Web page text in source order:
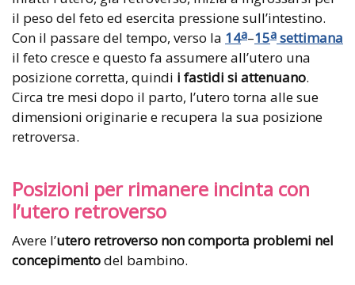
il peso del feto ed esercita pressione sull’intestino.
Con il passare del tempo, verso la 14a–15a settimana
il feto cresce e questo fa assumere all’utero una
posizione corretta, quindi i fastidi si attenuano.
Circa tre mesi dopo il parto, l’utero torna alle sue
dimensioni originarie e recupera la sua posizione
retroversa.
Posizioni per rimanere incinta con
l’utero retroverso
Avere l’utero retroverso non comporta problemi nel
concepimentodel bambino.